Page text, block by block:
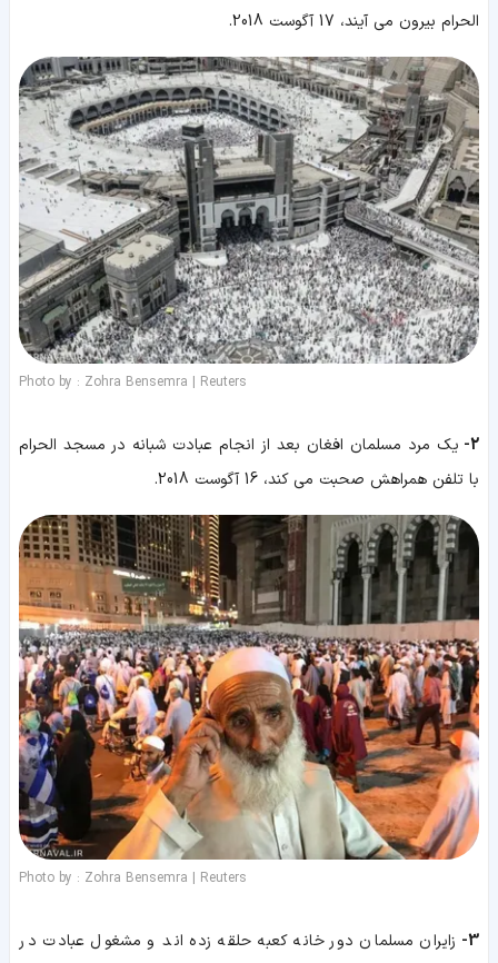
الحرام بیرون می آیند، 17 آگوست 2018.
Photo by : Zohra Bensemra | Reuters
2- یک مرد مسلمان افغان بعد از انجام عبادت شبانه در مسجد الحرام
با تلفن همراهش صحبت می کند، 16 آگوست 2018.
Photo by : Zohra Bensemra | Reuters
3- زایران مسلمان دور خانه کعبه حلقه زده اند و مشغول عبادت در